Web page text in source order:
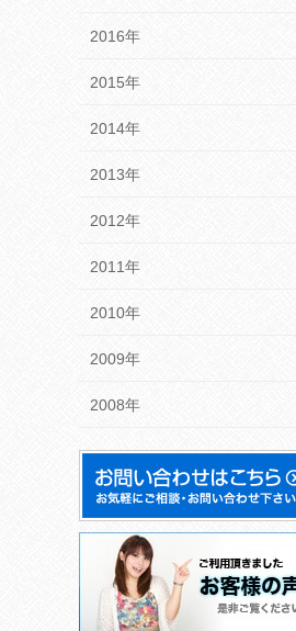
2016年
2015年
2014年
2013年
2012年
2011年
2010年
2009年
2008年